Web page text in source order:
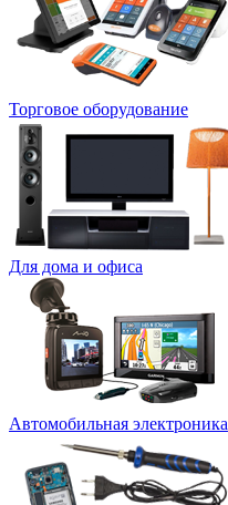
Торговое оборудование
Для дома и офиса
Автомобильная электроника